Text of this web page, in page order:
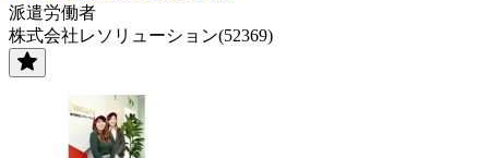
派遣労働者
株式会社レソリューション(52369)